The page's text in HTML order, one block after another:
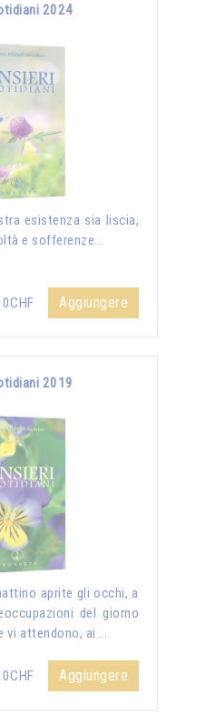
2024
esistenza sia liscia,
e sofferenze...
Aggiungere
2019
aprite gli occhi, a
del giorno
vi attendono, ai …
Aggiungere